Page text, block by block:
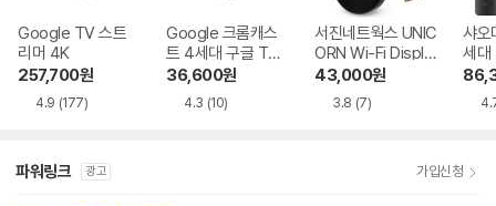
Google TV 스트
리머 4K
257,700원
4.9 (177)
Google 크롬캐스
트 4세대 구글 TV
4K
36,600원
4.3 (10)
서진네트웍스 UNIC
ORN Wi-Fi Displa
y K9
43,000원
3.8 (7)
샤오
세대
파워링크 광고 가입신청